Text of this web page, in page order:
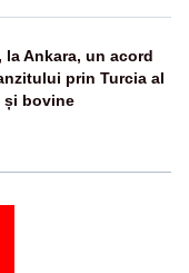
la Ankara, un acord
prin Turcia al
și bovine